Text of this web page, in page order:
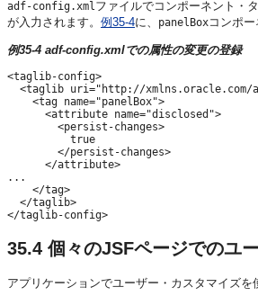
adf-config.xmlファイルでコンポーネント・
が入力されます。 例35-4に、 panelBoxコンポ
例35-4 adf-config.xmlでの属性の変更の登録
<taglib-config>
<taglib uri="http://xmlns.oracle.com/
    <tag name="panelBox">
      <attribute name="disclosed">
        <persist-changes>
          true
        </persist-changes>
      </attribute>
...
    </tag>
  </taglib>
35.4 個々のJSFページでのユ
アプリケーションでユーザー・カスタマイズ